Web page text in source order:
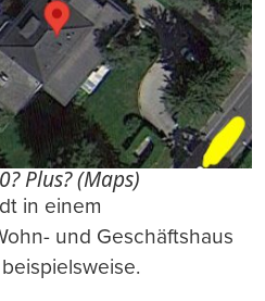
Plus? (Maps)
in einem
und Geschäftshaus